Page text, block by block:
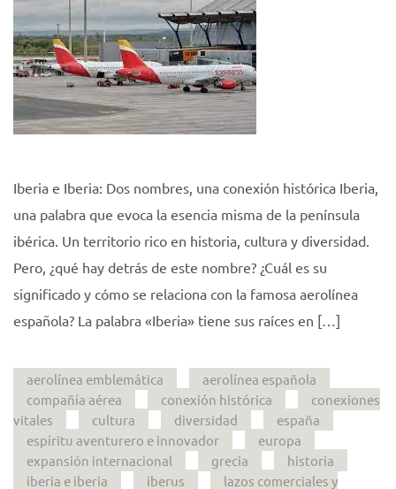
Iberia e Iberia: Dos nombres, una conexión histórica Iberia,
una palabra que evoca la esencia misma de la península
ibérica. Un territorio rico en historia, cultura y diversidad.
Pero, ¿qué hay detrás de este nombre? ¿Cuál es su
significado y cómo se relaciona con la famosa aerolínea
española? La palabra «Iberia» tiene sus raíces en […]
aerolínea emblemática
aerolínea española
compañía aérea
conexión histórica
conexiones
vitales
cultura diversidad
españa
espíritu aventurero e innovador
europa
expansión internacional
grecia
historia
iberia e iberia
iberus lazos comerciales y